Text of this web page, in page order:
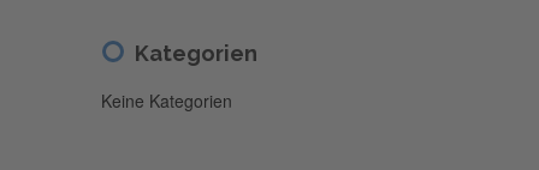
Kategorien
Keine Kategorien